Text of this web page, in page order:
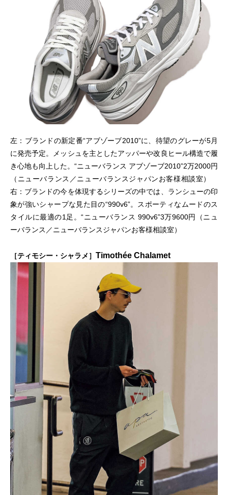
左：ブランドの新定番“アブゾーブ2010”に、待望のグレーが5月
に発売予定。メッシュを主としたアッパーや改良ヒール構造で履
き心地も向上した。“ニューバランス アブゾーブ2010”2万2000円
（ニューバランス／ニューバランスジャパンお客様相談室）
右：ブランドの今を体現するシリーズの中では、ランシューの印
象が強いシャープな見た目の“990v6”。スポーティなムードのス
タイルに最適の1足。“ニューバランス 990v6”3万9600円（ニュ
ーバランス／ニューバランスジャパンお客様相談室）
［ティモシー・シャラメ］ Timothée Chalamet